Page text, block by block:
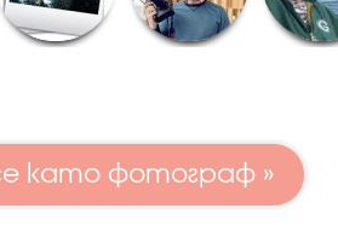
като фотограф »